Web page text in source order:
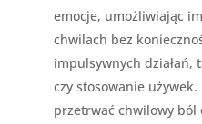
emocje, umożliwiając
chwilach bez
impulsywnych działań,
czy stosowanie
przetrwać chwilowy ból